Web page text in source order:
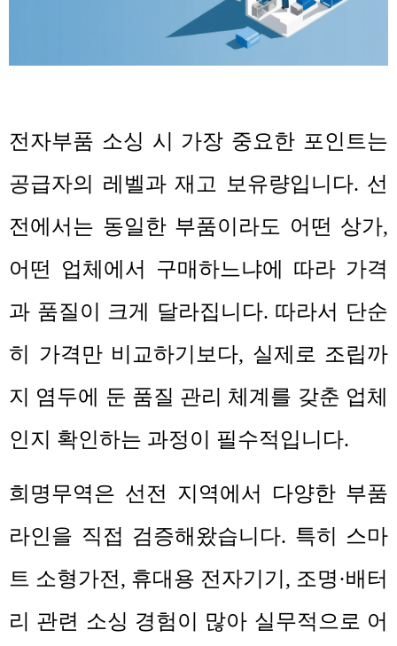
전자부품 소싱 시 가장 중요한 포인트는
공급자의 레벨과 재고 보유량입니다. 선
전에서는 동일한 부품이라도 어떤 상가,
어떤 업체에서 구매하느냐에 따라 가격
과 품질이 크게 달라집니다. 따라서 단순
히 가격만 비교하기보다, 실제로 조립까
지 염두에 둔 품질 관리 체계를 갖춘 업체
인지 확인하는 과정이 필수적입니다.
희명무역은 선전 지역에서 다양한 부품
라인을 직접 검증해왔습니다. 특히 스마
트 소형가전, 휴대용 전자기기 , 조명·배터
리 관련 소싱 경험이 많아 실무적으로 어